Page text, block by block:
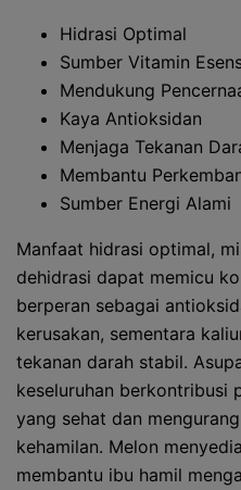
Hidrasi Optimal
Sumber Vitamin
Mendukung
Kaya Antioksidan
Menjaga Tekanan
Membantu
Sumber Energi Alami
Manfaat hidrasi optimal,
dehidrasi dapat memicu
berperan sebagai
kerusakan, sementara
tekanan darah stabil.
keseluruhan berkontribusi
yang sehat dan
kehamilan. Melon
membantu ibu hamil